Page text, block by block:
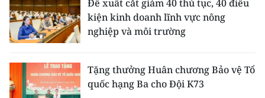
Đề xuất cắt giảm 40 thủ tục, 40 điều
kiện kinh doanh lĩnh vực nông
nghiệp và môi trường
Tặng thưởng Huân chương Bảo vệ Tổ
quốc hạng Ba cho Đội K73